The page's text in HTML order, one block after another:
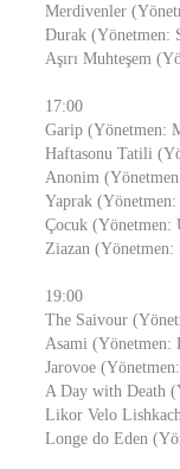
Merdivenler
Durak (Yönetmen:
Aşırı Muhteşem
17:00
Garip (Yönetmen:
Haftasonu Tatili
Anonim
Yaprak (Yönetmen:
Çocuk (Yönetmen:
Ziazan (Yönetmen:
19:00
The Saivour
Asami (Yönetmen:
Jarovoe
A Day with Death
Likor Velo
Longe do Eden